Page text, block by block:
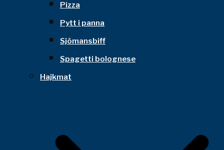
Pizza
Pytt i panna
Sjömansbiff
Spagetti bolognese
Hajkmat